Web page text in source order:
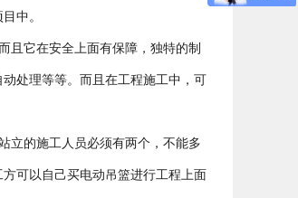
中。
且它在安全上面有保障，独特的制
处理等等。而且在工程施工中，可
立的施工人员必须有两个，不能多
可以自己买电动吊篮进行工程上面